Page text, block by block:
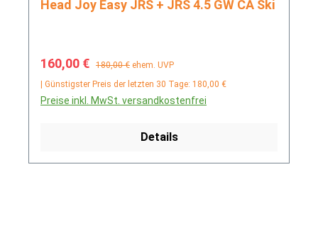
Head Joy Easy JRS + JRS 4.5 GW CA Ski
Verkaufspreis:
160,00 € Regulärer Preis:
180,00 € ehem. UVP
| Günstigster Preis der letzten 30 Tage: 180,00 €
Preise inkl. MwSt. versandkostenfrei
Details